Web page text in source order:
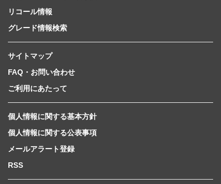
リコール情報
グレード情報検索
サイトマップ
FAQ・お問い合わせ
ご利用にあたって
個人情報に関する基本方針
個人情報に関する公表事項
メールアラート登録
RSS